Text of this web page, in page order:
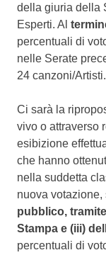
della giuria della
Esperti. Al
percentuali di
nelle Serate
24 canzoni/Artisti.
Ci sarà la
vivo o attraverso
esibizione
che hanno
nella suddetta
nuova votazione,
pubblico,
Stampa e (iii)
percentuali di